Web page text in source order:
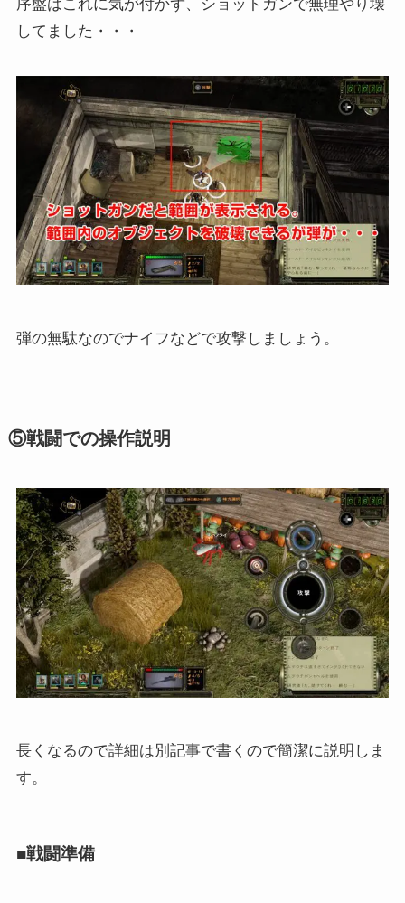
序盤はこれに気が付かず、ショットガンで無理やり壊
してました・・・
弾の無駄なのでナイフなどで攻撃しましょう。
⑤戦闘での操作説明
長くなるので詳細は別記事で書くので簡潔に説明しま
す。
■戦闘準備